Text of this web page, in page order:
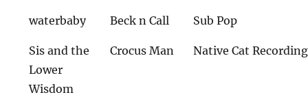
waterbaby Beck n Call Sub Pop
Sis and the
Lower
Wisdom
Crocus Man Native Cat